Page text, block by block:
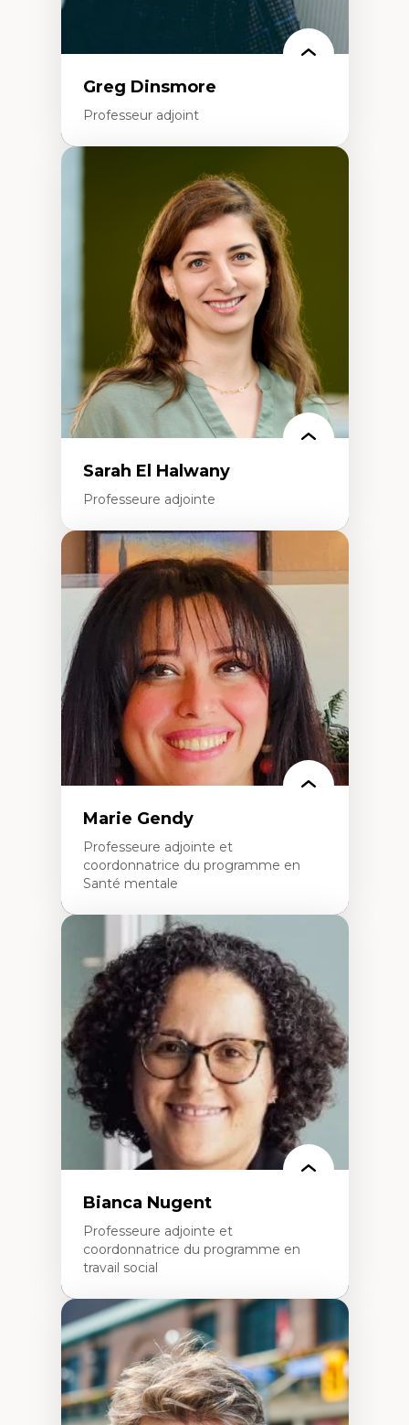
Greg Dinsmore
Professeur adjoint
Fragmentation des auditoires médiatiques
Analyse multi-plateforme des auditoires
médiatiques
Analyse des comportements numériques à
travers les données massives et l’IA
Recherche quantitative et qualitative sur
les auditoires médiatiques
Épistémologie des techniques de recherche
numérique et l’IA
Théorie des droits de la personne
La pensée politique d’Hannah Arendt
La pensée politique à l’ère numérique
Justice internationale et normes
internationales
Sarah El Halwany
Professeure adjointe
Expertises
Les apports pédagogiques des théories de
l'affect, du posthumanisme, du féminisme
dans l'éducation aux sciences
L'apprentissage des sciences/STIM dans une
perspective socioécologique de care
L’insertion professionnelle des
enseignant.e.s
Marie Gendy
Professeure adjointe et
coordonnatrice du programme en
Santé mentale
Expertises
Neuropsychiatrie et neurosciences
Direction d'essais cliniques
Analyse des politiques et pratiques en santé
mentale
Développement de protocoles d'essais
cliniques
Collaboration interfonctionnelle
Leadership en recherche clinique
Développement de cadres politiques
Collaboration avec des entreprises
pharmaceutiques
Rédaction de publications et de rapports
politiques
Enseignement et mentorat
Bianca Nugent
Professeure adjointe et
coordonnatrice du programme en
travail social
Expertises
Travail social, action et justice sociale
Fondements de l’intervention et des
nouvelles pratiques en travail social et en
éducation inclusive
Minorités linguistiques, offre active et